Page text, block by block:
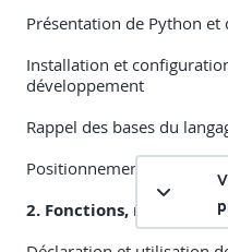
Présentation de Python et
Installation et
développement
Rappel des bases du
Positionnement sur les
2. Fonctions,